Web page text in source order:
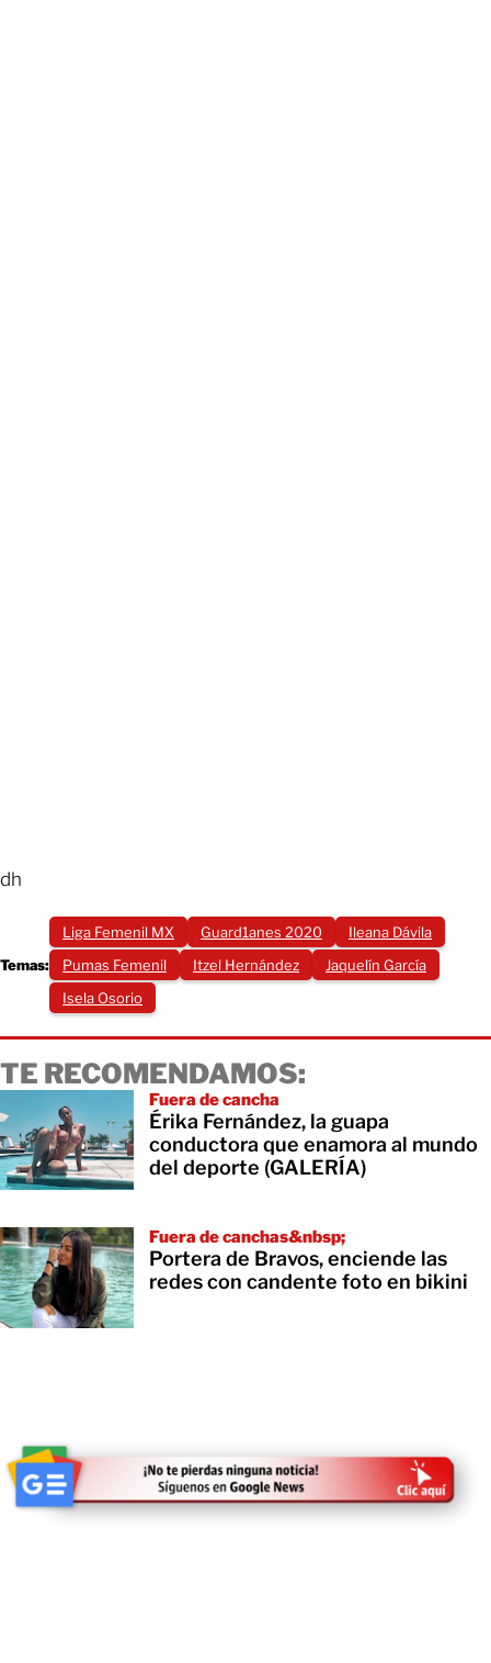
dh
Temas:
Liga Femenil MX Guard1anes 2020
Ileana Dávila
Pumas Femenil
Itzel Hernández
Jaquelín García
Isela Osorio
TE RECOMENDAMOS:
Fuera de cancha
Érika Fernández, la guapa
conductora que enamora al mundo
del deporte (GALERÍA)
Fuera de canchas&nbsp;
Portera de Bravos, enciende las
redes con candente foto en bikini